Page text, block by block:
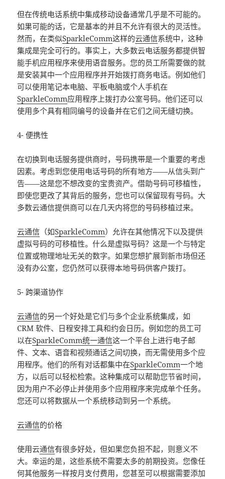
但在传统电话系统中集成移动设备通常几乎是不可能的。
如果可能的话，它是基本的并且不允许有很大的灵活性。
然而，在类似SparkleComm这样的云通信系统中，这种
集成是完全可行的。事实上，大多数云电话服务都提供智
能手机应用程序来使用语音服务。您的员工所需要做的就
是安装其中一个应用程序并开始拨打商务电话。例如他们
可以使用笔记本电脑、平板电脑或个人手机在
SparkleComm应用程序上拨打办公室号码。他们还可以
使用多个具有相同编号的设备并在它们之间无缝切换。
4- 便携性
在切换到电话服务提供商时，号码携带是一个重要的考虑
因素。考虑到您使用电话号码的所有地方——从信头到广
告——这是您不想改变的宝贵资产。借助号码可移植性，
即使您更改了其背后的服务，您也可以保留现有号码。大
多数云通信提供商可以在几天内将您的号码移植过来。
云通信 （如SparkleComm）允许在其他情况下以及提供
虚拟号码的可移植性。什么是虚拟号码？这是一个与特定
位置或物理地址无关的数字。如果您想扩展到新市场但还
没有办公室，您仍然可以获得本地号码供客户拨打。
5- 跨渠道协作
云通信的另一个好处是它们与多个企业系统集成，如
CRM 软件、日程安排工具和约会日历。例如您的员工可
以在SparkleComm统一通信这一个平台上进行电子邮
件、文本、语音和视频通话之间切换，而无需使用多个应
用程序。他们的所有对话都集中在SparkleComm一个地
方，以后可以轻松检索。这种集成可以帮助您节省时间，
因为用户不必停止并使用多个应用程序来完成单个任务。
您还可以将数据从一个系统移动到另一个系统。
云通信的价格
使用云通信有很多好处，但如果您负担不起，则意义不
大。幸运的是，这些系统不需要太多的前期投资。您像任
何其他服务一样按月支付费用，您甚至可以根据需要添加